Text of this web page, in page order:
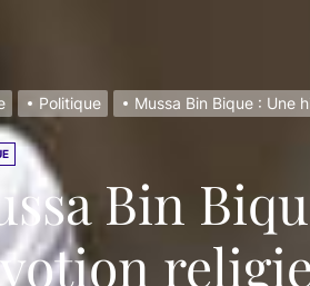
Mussa
L’ethnie
Politique Mussa Bin Bique : Une
Bin